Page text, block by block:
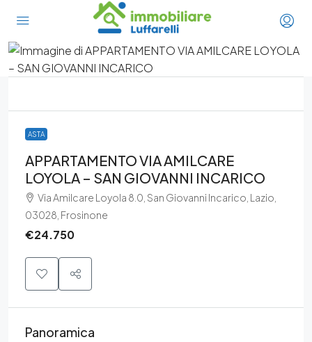
ASTA
APPARTAMENTO VIA AMILCARE
LOYOLA – SAN GIOVANNI INCARICO
Via Amilcare Loyola 8.0, San Giovanni Incarico, Lazio,
03028, Frosinone
€24.750
Panoramica